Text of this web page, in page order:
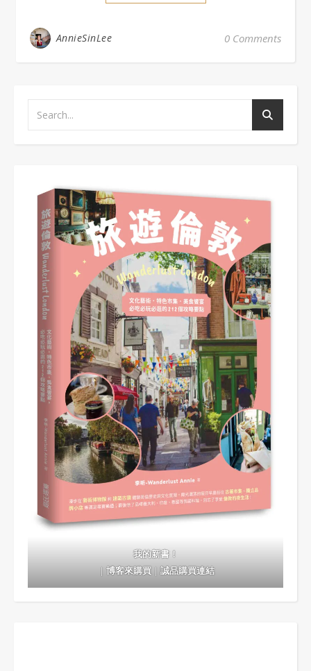
AnnieSinLee 0 Comments
我的新書！
｜博客來購買｜誠品購買連結